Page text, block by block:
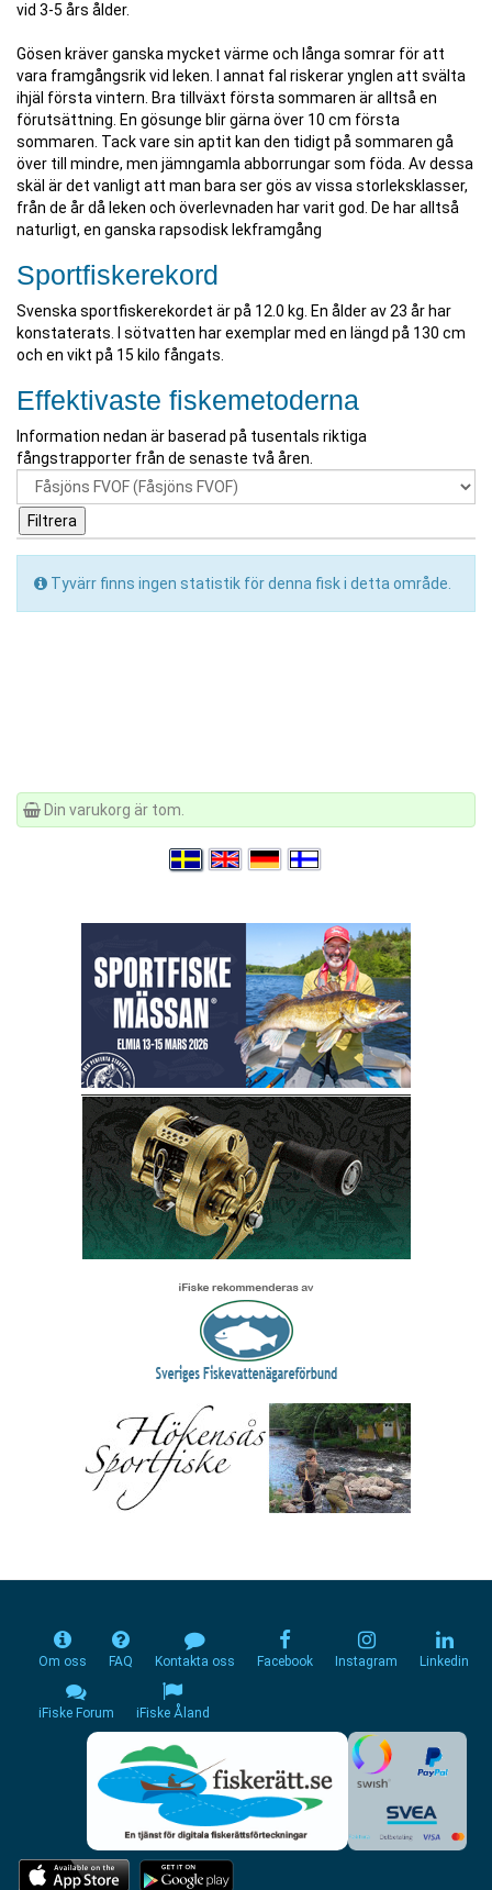
vid 3-5 års ålder.
Gösen kräver ganska mycket värme och långa somrar för att
vara framgångsrik vid leken. I annat fal riskerar ynglen att svälta
ihjäl första vintern. Bra tillväxt första sommaren är alltså en
förutsättning. En gösunge blir gärna över 10 cm första
sommaren. Tack vare sin aptit kan den tidigt på sommaren gå
över till mindre, men jämngamla abborrungar som föda. Av dessa
skäl är det vanligt att man bara ser gös av vissa storleksklasser,
från de år då leken och överlevnaden har varit god. De har alltså
naturligt, en ganska rapsodisk lekframgång
Sportfiskerekord
Svenska sportfiskerekordet är på 12.0 kg. En ålder av 23 år har
konstaterats. I sötvatten har exemplar med en längd på 130 cm
och en vikt på 15 kilo fångats.
Effektivaste fiskemetoderna
Information nedan är baserad på tusentals riktiga
fångstrapporter från de senaste två åren.
Tyvärr finns ingen statistik för denna fisk i detta område.
Din varukorg är tom.
Om oss FAQ Kontakta oss Facebook Instagram Linkedin
iFiske Forum iFiske Åland